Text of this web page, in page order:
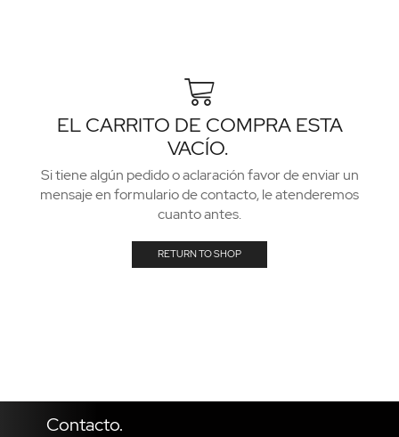
EL CARRITO DE COMPRA ESTA
VACÍO.
Si tiene algún pedido o aclaración favor de enviar un
mensaje en formulario de contacto, le atenderemos
cuanto antes.
RETURN TO SHOP
Contacto.